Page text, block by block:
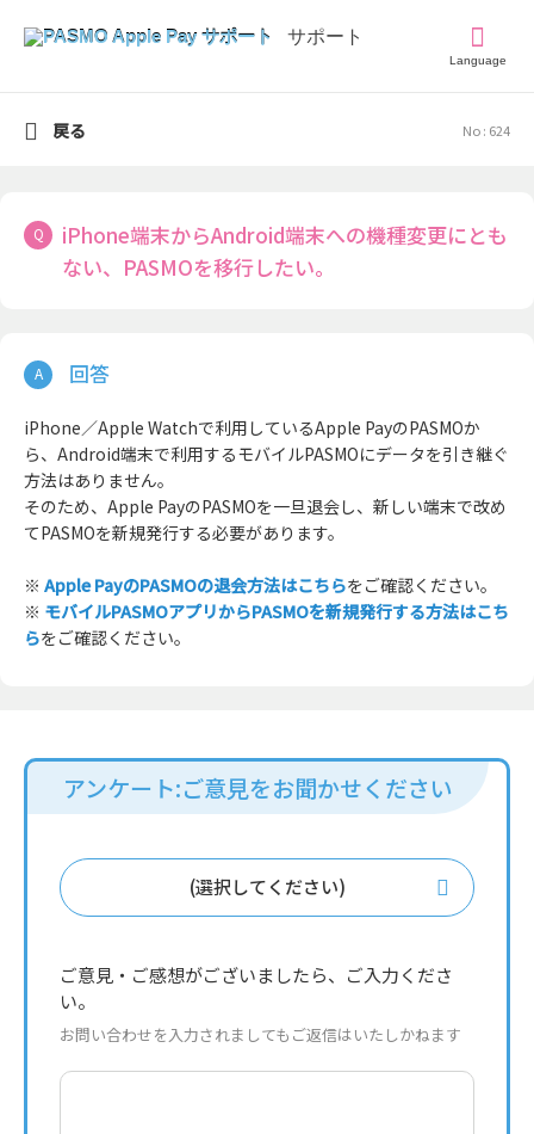
Language
No : 624
iPhone端末からAndroid端末への機種変更にとも
ない、PASMOを移行したい。
iPhone／Apple Watchで利用しているApple PayのPASMOか
ら、Android端末で利用するモバイルPASMOにデータを引き継ぐ
方法はありません。
そのため、Apple PayのPASMOを一旦退会し、新しい端末で改め
てPASMOを新規発行する必要があります。
※ Apple PayのPASMOの退会方法はこちらをご確認ください。
※ モバイルPASMOアプリからPASMOを新規発行する方法はこち
らをご確認ください。
戻る
アンケート:ご意見をお聞かせください
(選択してください)
ご意見・ご感想がございましたら、ご入力くださ
い。
お問い合わせを入力されましてもご返信はいたしかねます